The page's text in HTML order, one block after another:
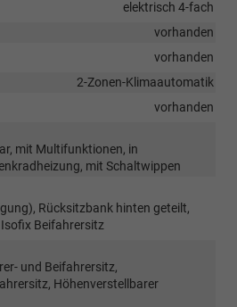
elektrisch 4-fach
vorhanden
vorhanden
2-Zonen-Klimaautomatik
vorhanden
mit Multifunktionen, in
mit Schaltwippen
Rücksitzbank hinten geteilt,
Beifahrersitz
und Beifahrersitz,
Höhenverstellbarer